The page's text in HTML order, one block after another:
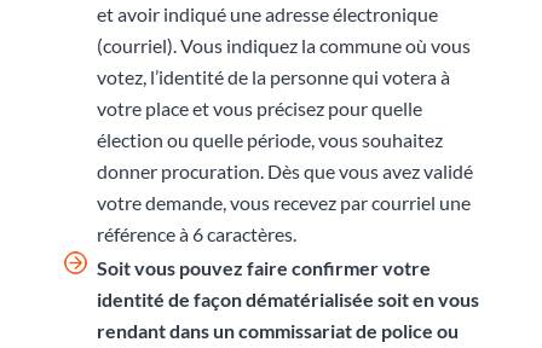
et avoir indiqué une adresse électronique
(courriel). Vous indiquez la commune où vous
votez, l’identité de la personne qui votera à
votre place et vous précisez pour quelle
élection ou quelle période, vous souhaitez
donner procuration. Dès que vous avez validé
votre demande, vous recevez par courriel une
référence à 6 caractères.
Soit vous pouvez faire confirmer votre
identité de façon dématérialisée soit en vous
rendantdans un commissariat de police ou